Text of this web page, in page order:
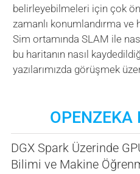
belirleyebilmeleri için çok
zamanlı konumlandırma
Sim ortamında SLAM ile
bu haritanın nasıl
yazılarımızda görüşmek
OPENZEKA
DGX Spark Üzerinde
Bilimi ve Makine